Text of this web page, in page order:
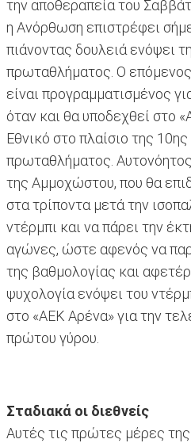
την αποθεραπεία του
η Ανόρθωση επιστρέφει
πιάνοντας δουλειά ενόψει
πρωταθλήματος. Ο
είναι προγραμματισμένος
όταν και θα υποδεχθεί στο
Εθνικό στο πλαίσιο της
πρωταθλήματος.
της Αμμοχώστου, που θα
στα τρίποντα μετά την
ντέρμπι και να πάρει την
αγώνες, ώστε αφενός να
της βαθμολογίας και
ψυχολογία ενόψει του
στο «ΑΕΚ Αρένα» για την
πρώτου γύρου.
Σταδιακά οι διεθνείς
Αυτές τις πρώτες μέρες